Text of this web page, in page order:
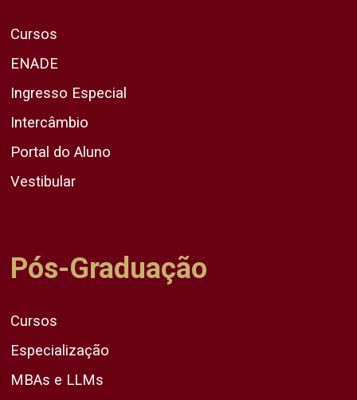
Cursos
ENADE
Ingresso Especial
Intercâmbio
Portal do Aluno
Vestibular
Pós-Graduação
Cursos
Especialização
MBAs e LLMs